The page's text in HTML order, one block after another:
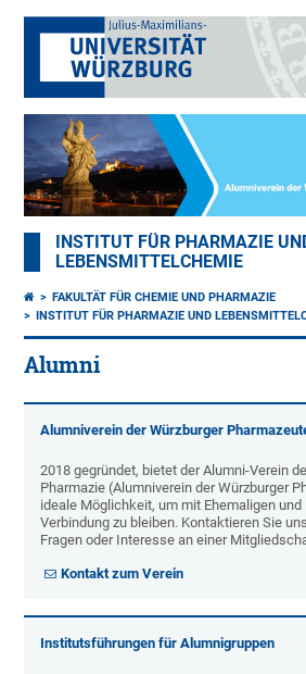
INSTITUT FÜR PHARMAZIE
LEBENSMITTELCHEMIE
FAKULTÄT FÜR CHEMIE UND PHARMAZIE
INSTITUT FÜR PHARMAZIE UND
Alumni
Alumniverein der Würzburger
2018 gegründet, bietet der Alumni-Verein
Pharmazie (Alumniverein der Würzburger
ideale Möglichkeit, um mit Ehemaligen
Verbindung zu bleiben. Kontaktieren Sie
Fragen oder Interesse an einer
Kontakt zum Verein
Institutsführungen für Alumnigruppen